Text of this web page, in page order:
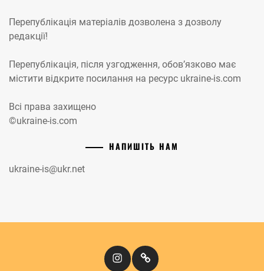
Перепублікація матеріалів дозволена з дозволу
редакції!
Перепублікація, після узгодження, обов’язково має
містити відкрите посилання на ресурс ukraine-is.com
Всі права захищено
©ukraine-is.com
НАПИШІТЬ НАМ
ukraine-is@ukr.net
InstagramКіномандри